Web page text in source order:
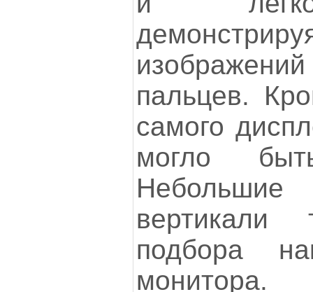
пальцев.
самого
могло
Небольшие
вертикали
подбора
монитора.